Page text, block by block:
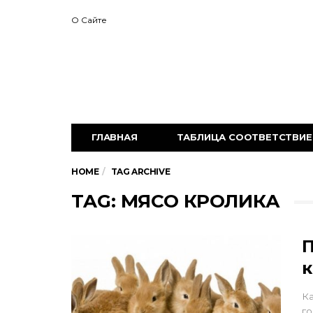
О Сайте
ГЛАВНАЯ ТАБЛИЦА
HOME TAG ARCHIVE
TAG: МЯСО КРОЛИКА